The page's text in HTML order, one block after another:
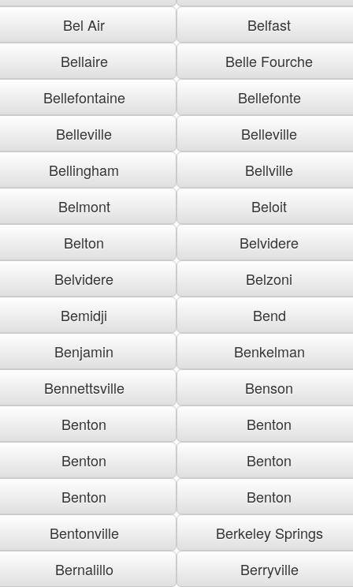
Bel Air
Belfast
Bellaire
Belle Fourche
Bellefontaine
Bellefonte
Belleville
Belleville
Bellingham
Bellville
Belmont
Beloit
Belton
Belvidere
Belvidere
Belzoni
Bemidji
Bend
Benjamin
Benkelman
Bennettsville
Benson
Benton
Benton
Benton
Benton
Benton
Benton
Bentonville
Berkeley Springs
Bernalillo
Berryville